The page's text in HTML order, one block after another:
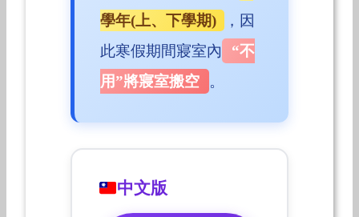
學年(上、下學期)
，因
此寒假期間寢室內
“不
用”將寢室搬空
。
中文版